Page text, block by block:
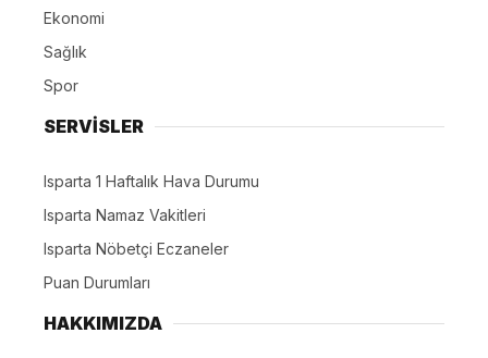
Ekonomi
Sağlık
Spor
SERVİSLER
Isparta 1 Haftalık Hava Durumu
Isparta Namaz Vakitleri
Isparta Nöbetçi Eczaneler
Puan Durumları
HAKKIMIZDA